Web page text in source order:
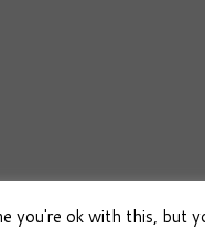
door ·Ontworpen met
you're ok with this, but